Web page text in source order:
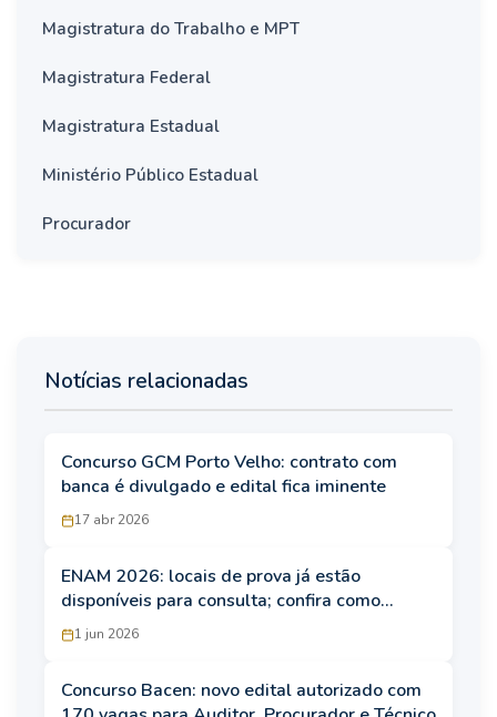
Magistratura do Trabalho e MPT
Magistratura Federal
Magistratura Estadual
Ministério Público Estadual
Procurador
Notícias relacionadas
Concurso GCM Porto Velho: contrato com
banca é divulgado e edital fica iminente
17 abr 2026
ENAM 2026: locais de prova já estão
disponíveis para consulta; confira como
acessar!
1 jun 2026
Concurso Bacen: novo edital autorizado com